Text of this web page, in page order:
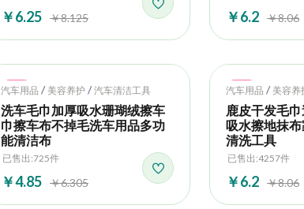
￥6.25 ￥8.125 ￥6.2 ￥8.06
Hot
汽车用品 / 美容养护 / 汽车清洁工具
洗车毛巾加厚吸水珊瑚绒擦车
巾擦车布不掉毛洗车用品多功
能清洁布
已售出:725件
￥4.85 ￥6.305
Hot
汽车用品 / 美容养
鹿皮干发毛
吸水擦地抹
清洗工具
已售出:4257件
￥6.2 ￥8.06